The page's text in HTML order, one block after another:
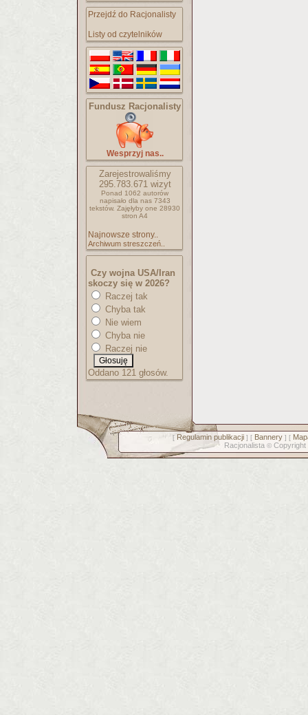
Przejdź do Racjonalisty
Listy od czytelników
Fundusz Racjonalisty
Wesprzyj nas..
Zarejestrowaliśmy
295.783.671wizyt
Ponad 1062 autorów
napisało dla nas 7343
tekstów. Zajęłyby one 28930
stron A4
Najnowsze strony..
Archiwum streszczeń..
Czy wojna USA/Iran
skoczy się w 2026?
Raczej tak
Chyba tak
Nie wiem
Chyba nie
Raczej nie
Oddano 121 głosów.
[ Regulamin publikacji] [ Bannery] [
Racjonalista © Copyright